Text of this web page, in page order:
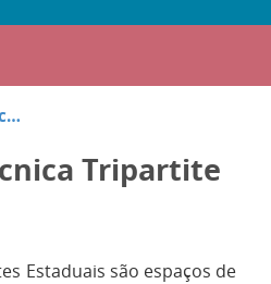
Comissão Técnica Tripartite
Tripartite
Estaduais são espaços de